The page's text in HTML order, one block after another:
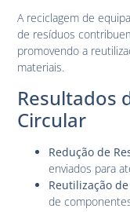
A reciclagem de
de resíduos
promovendo a
materiais.
Resultados
Circular
Redução de
enviados para
Reutilização
de